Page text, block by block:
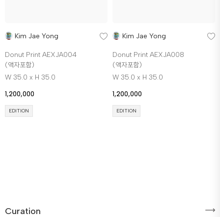
Kim Jae Yong
Donut Print AEXJA004
(액자포함)
W 35.0 x H 35.0
1,200,000
EDITION
Kim Jae Yong
Donut Print AEXJA008
(액자포함)
W 35.0 x H 35.0
1,200,000
EDITION
Curation